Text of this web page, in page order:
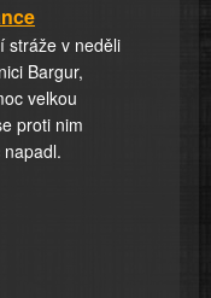
stráže v neděli
Bargur,
velkou
proti nim